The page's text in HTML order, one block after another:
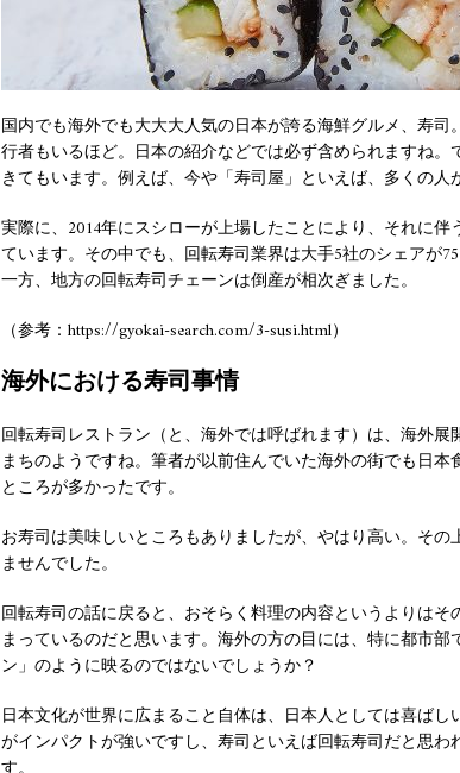
国内でも海外でも大大大人気の日本が誇る海鮮グルメ、寿
行者もいるほど。日本の紹介などでは必ず含められますね
きてもいます。例えば、今や「寿司屋」といえば、多くの人
実際に、2014年にスシローが上場したことにより、それに
ています。その中でも、回転寿司業界は大手5社のシェアが
一方、地方の回転寿司チェーンは倒産が相次ぎました。
（参考：https://gyokai-search.com/3-susi.html）
海外における寿司事情
回転寿司レストラン（と、海外では呼ばれます）は、海外
まちのようですね。筆者が以前住んでいた海外の街でも日
ところが多かったです。
お寿司は美味しいところもありましたが、やはり高い。そ
ませんでした。
回転寿司の話に戻ると、おそらく料理の内容というよりは
まっているのだと思います。海外の方の目には、特に都市
ン」のように映るのではないでしょうか？
日本文化が世界に広まること自体は、日本人としては喜ば
がインパクトが強いですし、寿司といえば回転寿司だと思